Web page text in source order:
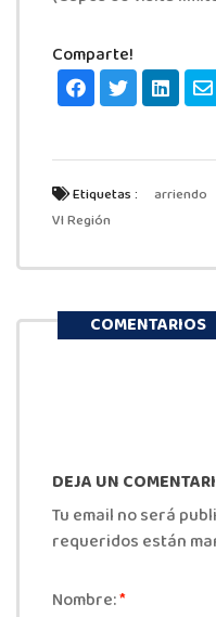
Comparte!
Etiquetas : arriendo
VI Región
COMENTARIOS
DEJA UN
Tu email no será
requeridos están
Nombre:*